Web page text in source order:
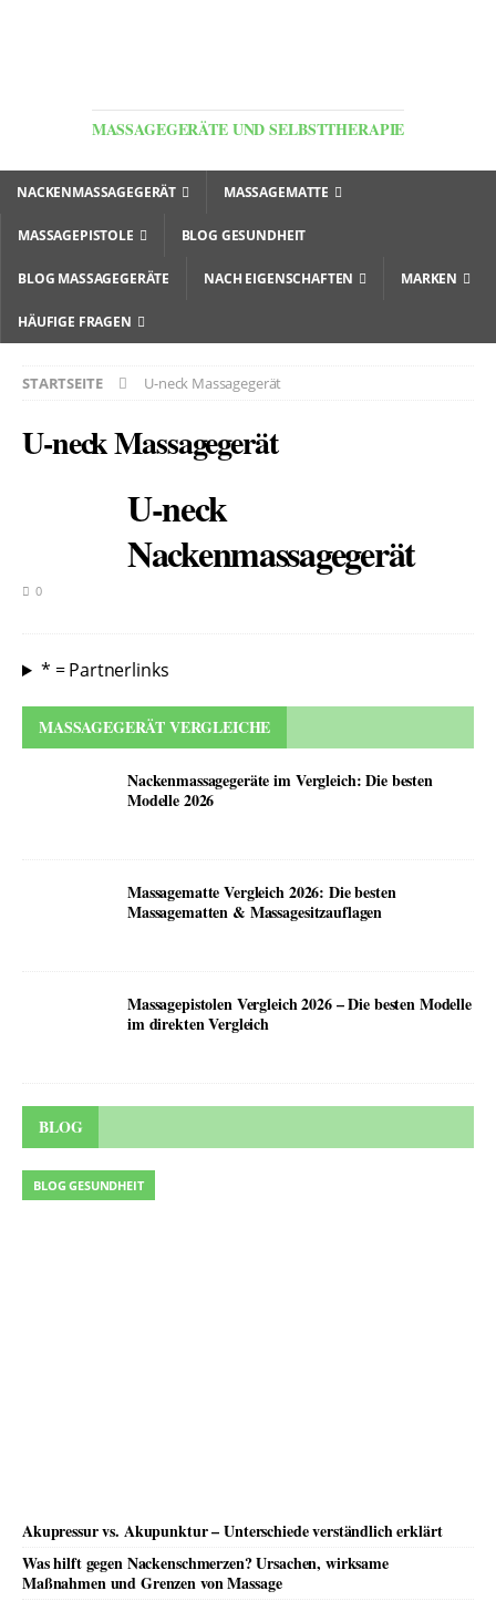
MASSAGEGERÄTE UND SELBSTTHERAPIE
NACKENMASSAGEGERÄT MASSAGEMATTE
MASSAGEPISTOLE BLOG GESUNDHEIT
BLOG MASSAGEGERÄTE NACH EIGENSCHAFTEN MARKEN
HÄUFIGE FRAGEN
STARTSEITE U-neck Massagegerät
U-neck Massagegerät
U-neck
Nackenmassagegerät
0
* = Partnerlinks
MASSAGEGERÄT VERGLEICHE
Nackenmassagegeräte im Vergleich: Die besten
Modelle 2026
Massagematte Vergleich 2026: Die besten
Massagematten & Massagesitzauflagen
Massagepistolen Vergleich 2026 – Die besten Modelle
im direkten Vergleich
BLOG
BLOG GESUNDHEIT
Akupressur vs. Akupunktur – Unterschiede verständlich erklärt
Was hilft gegen Nackenschmerzen? Ursachen, wirksame
Maßnahmen und Grenzen von Massage